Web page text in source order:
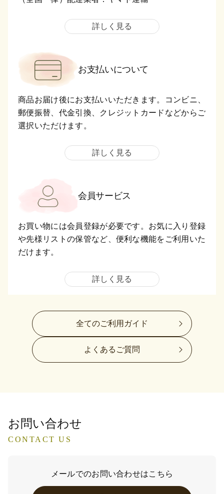
詳しく見る
お支払いについて
商品お届け後にお支払いいただきます。コンビニ、
郵便振替、代金引換、クレジットカードなどからご
選択いただけます。
詳しく見る
会員サービス
お買い物には会員登録が必要です。お気に入り登録
や先様リストの保管など、便利な機能をご利用いた
だけます。
詳しく見る
全てのご利用ガイド
よくあるご質問
お問い合わせ
CONTACT US
メールでのお問い合わせはこちら